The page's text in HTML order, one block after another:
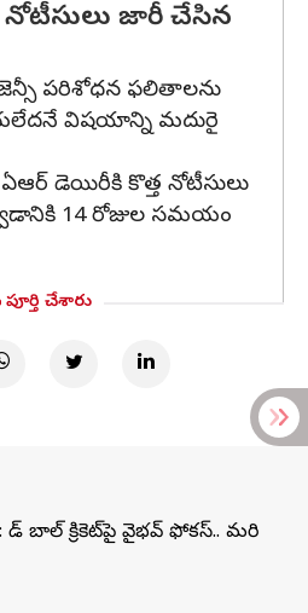
నోటీసులు జారీ చేసిన
పరిశోధన ఫలితాలను
విషయాన్ని మదురై
ఏఆర్‌ డెయిరీకి కొత్త నోటీసులు
14 రోజుల సమయం
పూర్తి చేశారు
రెడ్ బాల్ క్రికెట్‌పై వైభవ్ ఫోకస్.. మరి